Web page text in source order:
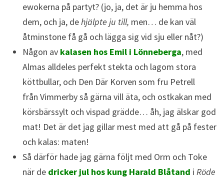
ewokerna på partyt? (jo, ja, det är ju hemma hos
dem, och ja, dehjälpte ju till, men… de kan väl
åtminstone få gå och lägga sig vid sju eller nåt?)
Någon av kalasen hos Emil i Lönneberga, med
Almas alldeles perfekt stekta och lagom stora
köttbullar, och Den Där Korven som fru Petrell
från Vimmerby så gärna vill äta, och ostkakan med
körsbärssylt och vispad grädde… åh, jag älskar god
mat! Det är det jag gillar mest med att gå på fester
och kalas: maten!
Så därför hade jag gärna följt med Orm och Toke
när de dricker jul hos kung Harald Blåtand i Röde